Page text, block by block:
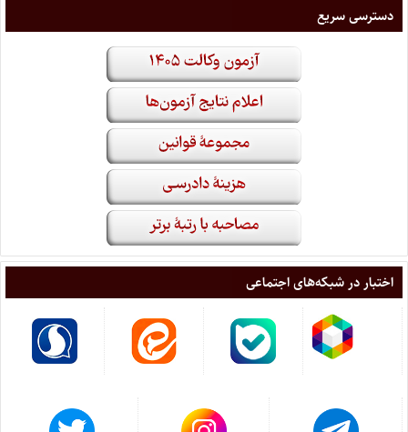
دسترسی سریع
اختبار در شبکه‌های اجتماعی